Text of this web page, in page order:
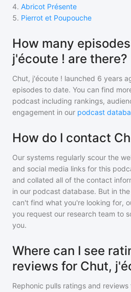
4. Abricot Présente
5. Pierrot et Poupouche
How many
j'écoute ! are there?
Chut, j'écoute ! launched 6 years
episodes to date. You can find
podcast including rankings,
engagement in our podcast
How do I contact
Our systems regularly scour the
and social media links for this
and collated all of the contact
in our podcast database. But in
can't find what you're looking for,
you request our research team to
you.
Where can I see
reviews for Chut,
Rephonic pulls ratings and reviews